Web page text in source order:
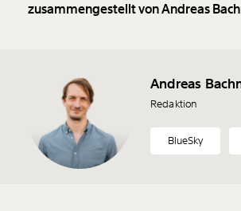
zusammengestellt von Andreas
Andreas
Redaktion
BlueSky